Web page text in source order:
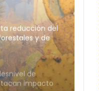
de
impacto
en San
y